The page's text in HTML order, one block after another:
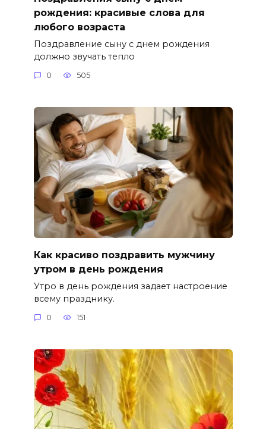
рождения: красивые слова для
любого возраста
Поздравление сыну с днем рождения
должно звучать тепло
0 505
Как красиво поздравить мужчину
утром в день рождения
Утро в день рождения задает настроение
всему празднику.
0 151